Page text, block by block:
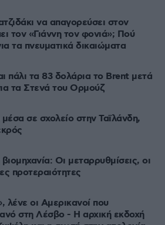
να απαγορεύσει στον
τον «Γιάννη τον φονιά»; Πού
τα πνευματικά δικαιώματα
πάλι τα 83 δολάρια το Brent μετά
τα Στενά του Ορμούζ
σε σχολείο στην Ταϊλάνδη,
Οι μεταρρυθμίσεις, οι
προτεραιότητες
λένε οι Αμερικανοί που
στη Λέσβο - Η αρχική εκδοχή